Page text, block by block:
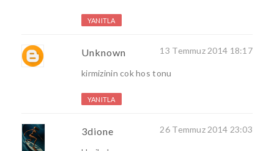
YANITLA
Unknown 13 Temmuz 2014 18:17
kirmizinin cok hos tonu
YANITLA
3dione 26 Temmuz 2014 23:03